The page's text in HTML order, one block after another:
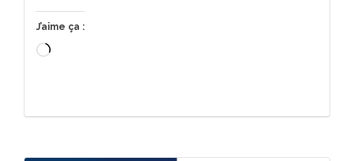
J’aime ça :
Chargement…